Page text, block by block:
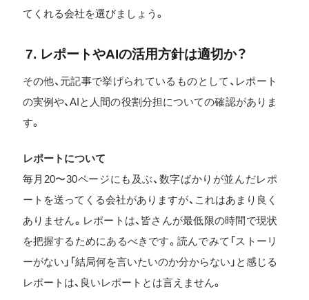
てくれる会社を選びましょう。
7. レポートやAIの活用方針は適切か？
その他、元記事で挙げられているものとして、レポート
の実例や、AIと人間の役割分担についての確認がありま
す。
レポートについて
毎月20〜30ページにも及ぶ、数字ばかりが並んだレポ
ートを送ってくる会社がありますが、これはあまり良く
ありません。レポートは、皆さんが最低限の時間で現状
を把握するためにあるべきです。読んでみて「ストーリ
ーがない」「結局何を言いたいのか分からない」と感じる
レポートは、良いレポートとは言えません。